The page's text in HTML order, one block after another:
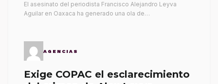
El asesinato del periodista Francisco Alejandro Leyva
Aguilar en Oaxaca ha generado una ola de…
AGENCIAS
Exige COPAC el esclarecimiento